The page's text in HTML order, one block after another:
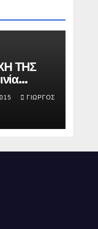
ΤΗΣ
ΓΙΏΡΓΟΣ